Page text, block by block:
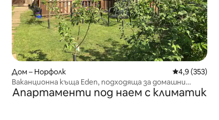
Дом – Норфолк Средна
4,9 (353)
Ваканционна къща Eden, подходяща за домашни
любимци, за 2 възрастни и 2 деца
Апартаменти под наем с климатик